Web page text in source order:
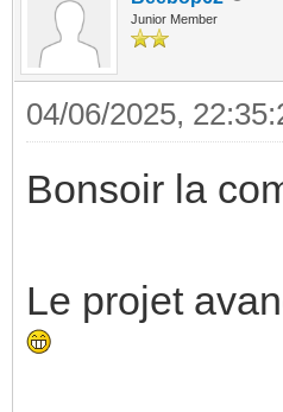
Junior Member
04/06/2025,
Bonsoir la
Le projet